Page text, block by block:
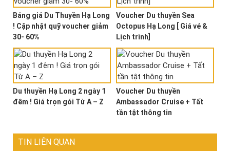
Bảng giá Du Thuyền Hạ Long
! Cập nhật quỹ voucher giảm
30- 60%
Voucher Du thuyền Sea
Octopus Hạ Long [ Giá vé &
Lịch trình]
Du thuyền Hạ Long 2 ngày 1
đêm ! Giá trọn gói Từ A – Z
Voucher Du thuyền
Ambassador Cruise + Tất
tần tật thông tin
TIN LIÊN QUAN